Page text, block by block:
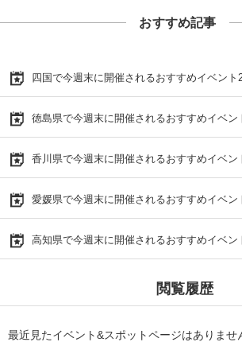
おすすめ記事
四国で今週末に開催されるおすすめイベント
徳島県で今週末に開催されるおすすめイベン
香川県で今週末に開催されるおすすめイベン
愛媛県で今週末に開催されるおすすめイベン
高知県で今週末に開催されるおすすめイベン
閲覧履歴
最近見たイベント&スポットページはありませ